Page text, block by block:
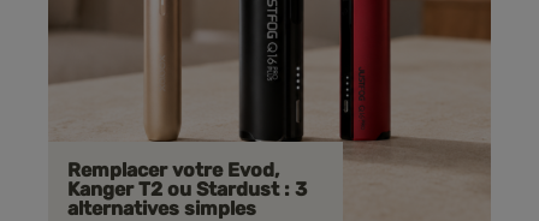
Remplacer votre Evod,
Kanger T2 ou Stardust : 3
alternatives simples